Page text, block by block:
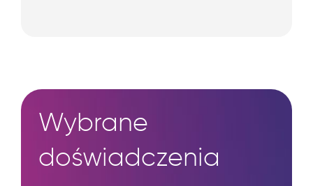
Wybrane
doświadczenia